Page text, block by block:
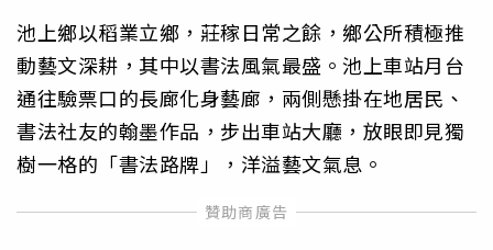
池上鄉以稻業立鄉，莊稼日常之餘，鄉公所積極推
動藝文深耕，其中以書法風氣最盛。池上車站月台
通往驗票口的長廊化身藝廊，兩側懸掛在地居民、
書法社友的翰墨作品，步出車站大廳，放眼即見獨
樹一格的「書法路牌」，洋溢藝文氣息。